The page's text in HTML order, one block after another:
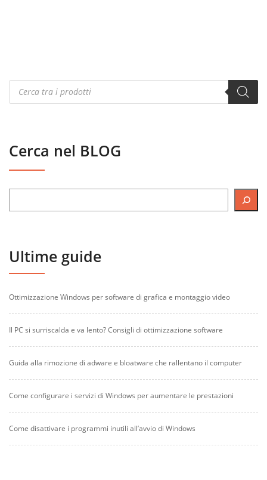
Products
search
Cerca nel BLOG
Ultime guide
Ottimizzazione Windows per software di grafica e montaggio video
Il PC si surriscalda e va lento? Consigli di ottimizzazione software
Guida alla rimozione di adware e bloatware che rallentano il computer
Come configurare i servizi di Windows per aumentare le prestazioni
Come disattivare i programmi inutili all’avvio di Windows